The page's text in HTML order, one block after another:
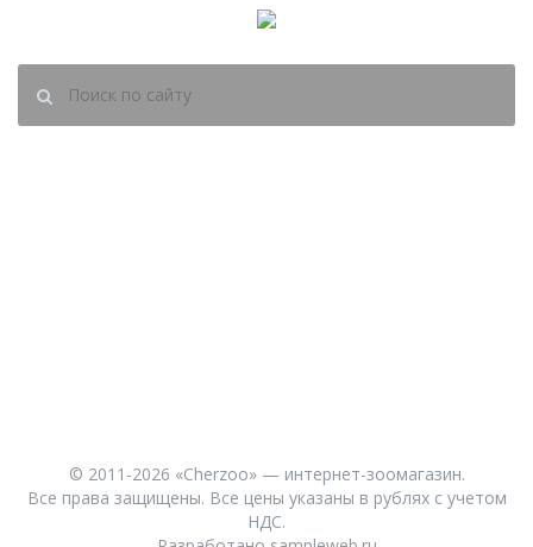
© 2011-2026 «Cherzoo» — интернет-зоомагазин.
Все права защищены. Все цены указаны в рублях с учетом
НДС.